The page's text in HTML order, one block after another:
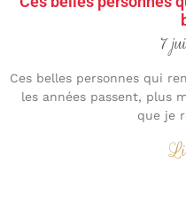
7
Ces belles personnes qui
les années passent, plus
que je